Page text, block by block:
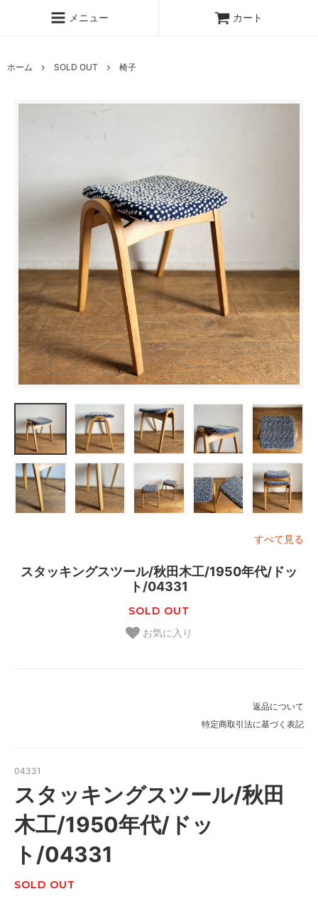
メニュー カート
ホーム SOLD OUT 椅子
すべて見る
スタッキングスツール/秋田木工/1950年代/ドッ
ト/04331
SOLD OUT
お気に入り
返品について
特定商取引法に基づく表記
04331
スタッキングスツール/秋田
木工/1950年代/ドッ
ト/04331
SOLD OUT